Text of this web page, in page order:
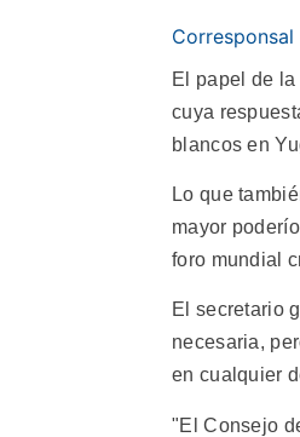
Corresponsal
El papel de
cuya
blancos en
Lo que
mayor
foro mundial
El secretario
necesaria,
en cualquier
"El Consejo